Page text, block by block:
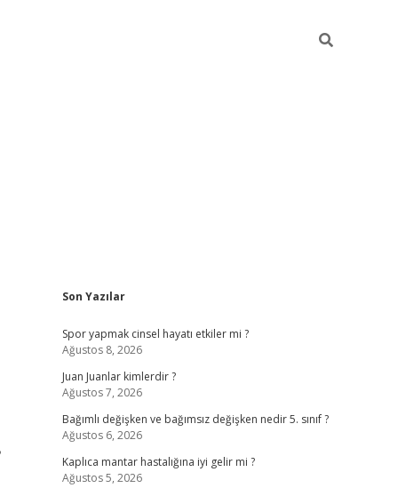
Sidebar
Son Yazılar
Spor yapmak cinsel hayatı etkiler mi ?
Ağustos 8, 2026
Juan Juanlar kimlerdir ?
Ağustos 7, 2026
Bağımlı değişken ve bağımsız değişken nedir 5. sınıf ?
Ağustos 6, 2026
Kaplıca mantar hastalığına iyi gelir mi ?
Ağustos 5, 2026